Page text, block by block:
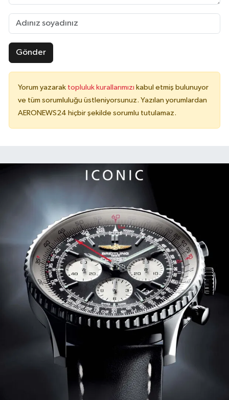
Gönder
Yorum yazarak topluluk kurallarımızı kabul etmiş bulunuyor
ve tüm sorumluluğu üstleniyorsunuz. Yazılan yorumlardan
AERONEWS24 hiçbir şekilde sorumlu tutulamaz.